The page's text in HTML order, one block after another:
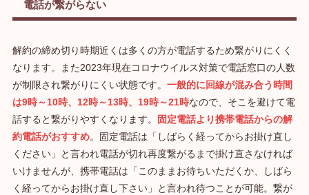
電話が繋がらない
解約の締め切り時期近くは多くの方が電話するため繋がりにくく
なります。また2023年現在コロナウイルス対策で電話窓口の人数
が制限され繋がりにくい状態です。 一般的に回線が混み合う時間
は9時～10時、12時～13時、19時～21時なので、そこを避けて電
話すると繋がりやすくなります。
固定電話より携帯電話からの解
約電話がおすすめ。固定電話は「しばらく経ってからお掛け直し
ください」と言われ電話が切れ再度繋がるまで掛け直さなければ
いけませんが、携帯電話は「このままお待ちいただくか、しばら
く経ってからお掛け直し下さい」と言われ待つことが可能。繋が